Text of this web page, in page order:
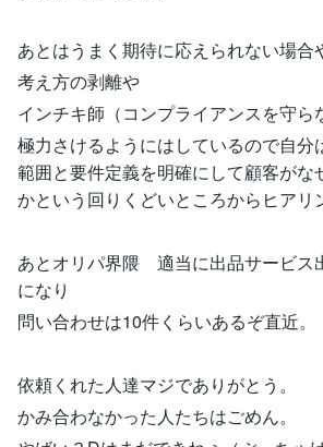
あとはうまく期待に応えられない場合
考え方の剥離や
インチキ師（コンプライアンスを守ら
極力さけるようにはしているので自分
範囲と要件定義を明確にして顧客がな
かという回りくどいところからヒアリ
あとオリパ界隈 適当に出品サービス
になり
問い合わせは10件くらいあるぞ直近。
依頼くれた人達マジでありがとう。
かみ合わなかった人たちはごめん。